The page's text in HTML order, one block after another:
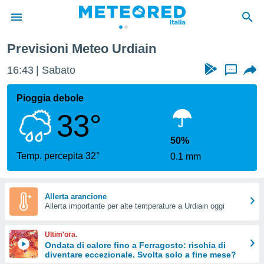
di
per
le
di
Web
le
Previsioni Meteo Urdiain
16:43 Sabato ...
Pioggia debole
33°
Temp. percepita 32°
50%
0.1 mm
Allerta arancione
Allerta importante per alte temperature a Urdiain oggi
Ultim'ora.
Ondata di calore fino a Ferragosto: rischia di
diventare eccezionale. Svolta solo a fine mese?